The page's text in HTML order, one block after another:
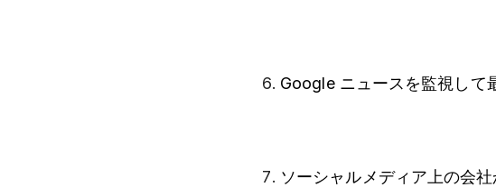
Google ニュースを監視して
ソーシャルメディア上の会